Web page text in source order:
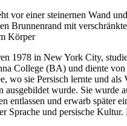
1978 in New York City,
College (BA) und diente von
wo sie Persisch lernte und als
ausgebildet wurde. Sie wurde
entlassen und erwarb später
Sprache und persische Kultur.